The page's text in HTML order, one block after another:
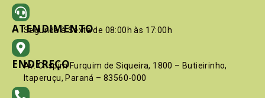
ATENDIMENTO
Segunda à Sexta de 08:00h às 17:00h
ENDEREÇO
Av. Crispim Furquim de Siqueira, 1800 – Butieirinho,
Itaperuçu, Paraná – 83560-000